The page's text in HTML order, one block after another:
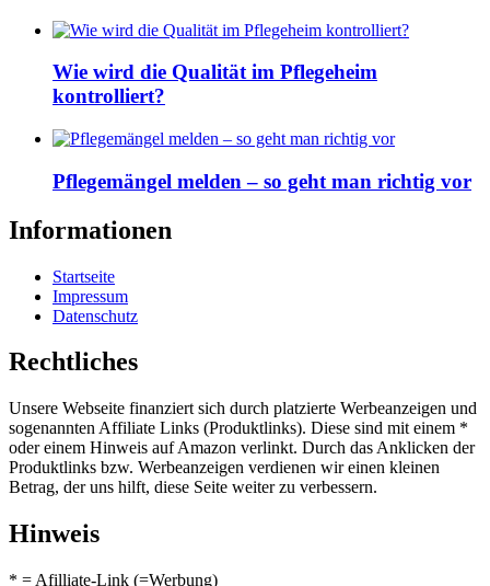
Wie wird die Qualität im Pflegeheim
kontrolliert?
Pflegemängel melden – so geht man richtig vor
Informationen
Startseite
Impressum
Datenschutz
Rechtliches
Unsere Webseite finanziert sich durch platzierte Werbeanzeigen und
sogenannten Affiliate Links (Produktlinks). Diese sind mit einem *
oder einem Hinweis auf Amazon verlinkt. Durch das Anklicken der
Produktlinks bzw. Werbeanzeigen verdienen wir einen kleinen
Betrag, der uns hilft, diese Seite weiter zu verbessern.
Hinweis
* = Afilliate-Link (=Werbung)